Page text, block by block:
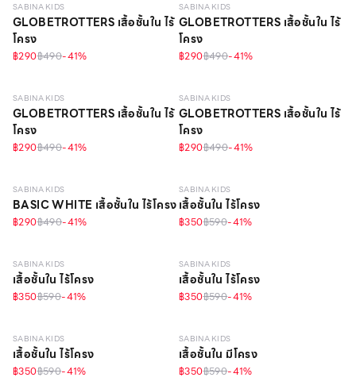
SABINA KIDS
GLOBETROTTERS เสื้อชั้นใน ไร้
โครง
฿290฿490-41%
SABINA KIDS
GLOBETROTTERS เสื้อชั้นใน ไร้
โครง
฿290฿490-41%
10 - 14 Y
SABINA KIDS
GLOBETROTTERS เสื้อชั้นใน ไร้
โครง
฿290฿490-41%
10 - 14 Y
SABINA KIDS
GLOBETROTTERS เสื้อชั้นใน ไร้
โครง
฿290฿490-41%
10 - 14 Y
SABINA KIDS
BASIC WHITE เสื้อชั้นใน ไร้โครง
฿290฿490-41%
10 - 14 Y วัสดุรีไซเคิล
SABINA KIDS
เสื้อชั้นใน ไร้โครง
฿350฿590-41%
10 - 14 Y วัสดุรีไซเคิล
SABINA KIDS
เสื้อชั้นใน ไร้โครง
฿350฿590-41%
10 - 14 Y วัสดุรีไซเคิล
SABINA KIDS
เสื้อชั้นใน ไร้โครง
฿350฿590-41%
10 - 14 Y
SABINA KIDS
เสื้อชั้นใน ไร้โครง
฿350฿590-41%
10 - 14 Y วัสดุรีไซเคิล
SABINA KIDS
เสื้อชั้นใน มีโครง
฿350฿590-41%
6 - 9 Y วัสดุรีไซเคิล 6 - 9 Y วัสดุรีไซเคิล